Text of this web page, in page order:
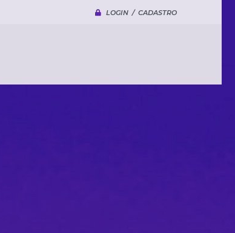
LOGIN / CADASTRO